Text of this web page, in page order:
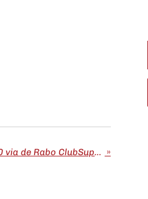
Steun ook dit jaar BC Raalte 90 via de Rabo ClubSupport »